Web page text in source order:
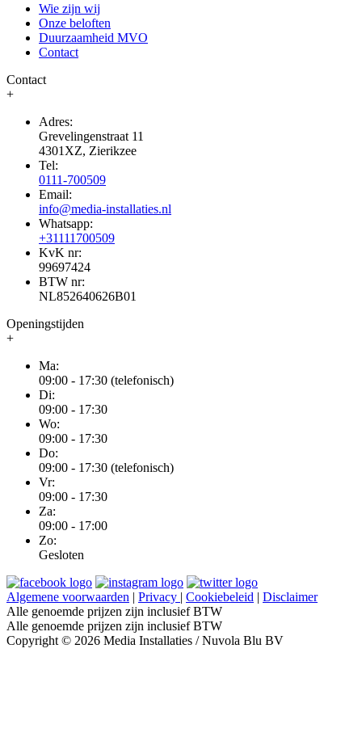
Wie zijn wij
Onze beloften
Duurzaamheid MVO
Contact
Contact
+
Adres:
Grevelingenstraat 11
4301XZ, Zierikzee
Tel:
0111-700509
Email:
info@media-installaties.nl
Whatsapp:
+31111700509
KvK nr:
99697424
BTW nr:
NL852640626B01
Openingstijden
+
Ma:
09:00 - 17:30 (telefonisch)
Di:
09:00 - 17:30
Wo:
09:00 - 17:30
Do:
09:00 - 17:30 (telefonisch)
Vr:
09:00 - 17:30
Za:
09:00 - 17:00
Zo:
Gesloten
Algemene voorwaarden | Privacy | Cookiebeleid | Disclaimer
Alle genoemde prijzen zijn inclusief BTW
Alle genoemde prijzen zijn inclusief BTW
Copyright © 2026 Media Installaties / Nuvola Blu BV